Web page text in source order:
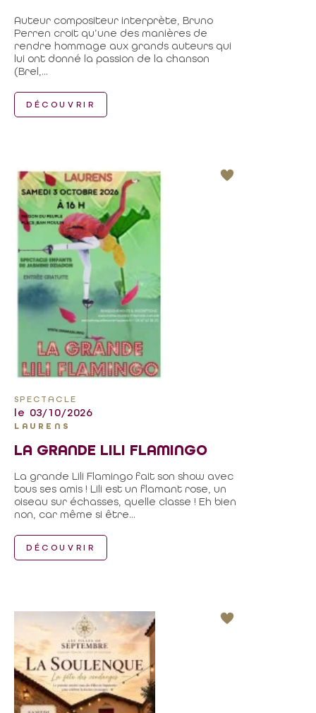
Auteur compositeur interprète, Bruno
Perren croit qu’une des manières de
rendre hommage aux grands auteurs qui
lui ont donné la passion de la chanson
(Brel,...
DÉCOUVRIR
SPECTACLE
le 03/10/2026
LAURENS
LA GRANDE LILI FLAMINGO
La grande Lili Flamingo fait son show avec
tous ses amis ! Lili est un flamant rose, un
oiseau sur échasses, quelle classe ! Eh bien
non, car même si être...
DÉCOUVRIR